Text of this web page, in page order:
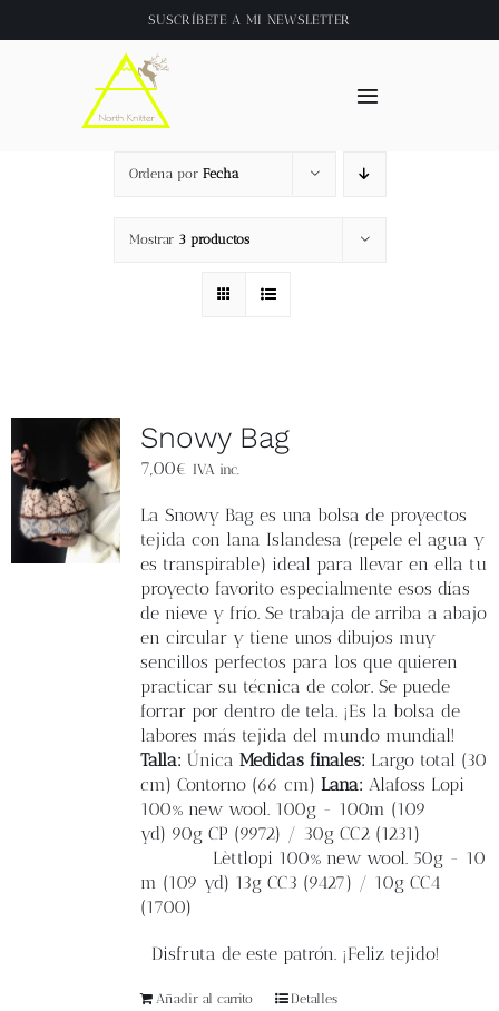
al
SUSCRÍBETE A MI NEWSLETTER
Toggle
About
Tienda
Videos
Contacto
Newsletter
Carrito
Mi cuenta
Ordena por Fecha
Mostrar 3 productos
Snowy Bag
7,00€ IVA inc.
La Snowy Bages una bolsa de proyectos
tejida con lana Islandesa (repele el agua y
es transpirable) ideal para llevar en ella tu
proyecto favorito especialmente esos días
de nieve y frío. Se trabaja de arriba a abajo
en circular y tiene unos dibujos muy
sencillos perfectos para los que quieren
practicar su técnica de color. Se puede
forrar por dentro de tela.¡Es la bolsa de
labores más tejida del mundo mundial!
Talla: Única Medidas finales: Largo total (30
cm) Contorno (66 cm) Lana: Alafoss Lopi
100% new wool. 100g - 100m (109
yd) 90g CP (9972) / 30g CC2 (1231)
Lèttlopi 100% new wool. 50g - 10
m (109 yd) 13g CC3 (9427) / 10g CC4
(1700)
Disfruta de este patrón. ¡Feliz tejido!
Añadir al carrito Detalles